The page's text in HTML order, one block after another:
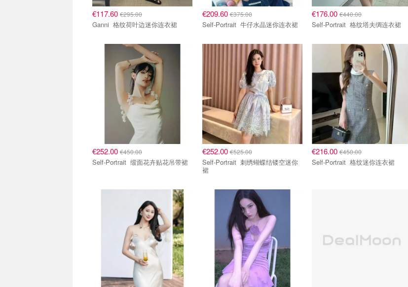
€117.60 €295.00
Ganni 格纹荷叶边迷你连衣裙
€209.60€375.00
Self-Portrait 牛仔水晶迷你连衣裙
€176.00 €440.00
Self-Portrait 格纹塔夫绸连衣裙
€252.00 €450.00
Self-Portrait 缎面花卉贴花吊带裙
€252.00€525.00
Self-Portrait 刺绣蝴蝶结镂空迷你
裙
€216.00 €450.00
Self-Portrait 格纹迷你连衣裙